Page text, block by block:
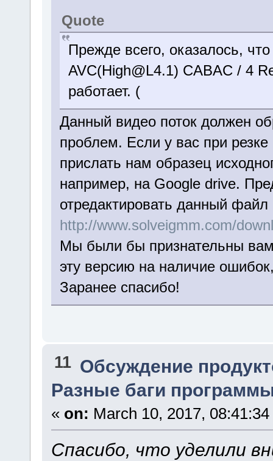
Quote
Прежде всего, оказалось,
AVC(High@L4.1) CABAC / 4
работает. (
Данный видео поток должен
проблем. Если у вас при
прислать нам образец
например, на Google drive.
отредактировать данный
http://www.solveigmm.com/
Мы были бы признательны
эту версию на наличие
Заранее спасибо!
11 Обсуждение
Разные баги
« on: March 10, 2017,
Спасибо, что уделили